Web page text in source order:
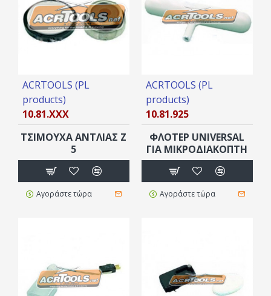
ACRTOOLS (PL
products)
10.81.XXX
ΤΣΙΜΟΥΧΑ ΑΝΤΛΙΑΣ Ζ
5
Αγοράστε τώρα
ACRTOOLS (PL
products)
10.81.925
ΦΛΟΤΕΡ UNIVERSAL
ΓΙΑ ΜΙΚΡΟΔΙΑΚΟΠΤΗ
Αγοράστε τώρα